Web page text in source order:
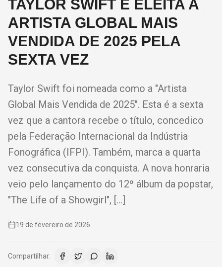
TAYLOR SWIFT É ELEITA A
ARTISTA GLOBAL MAIS
VENDIDA DE 2025 PELA
SEXTA VEZ
Taylor Swift foi nomeada como a "Artista
Global Mais Vendida de 2025". Esta é a sexta
vez que a cantora recebe o título, concedico
pela Federação Internacional da Indústria
Fonográfica (IFPI). Também, marca a quarta
vez consecutiva da conquista. A nova honraria
veio pelo lançamento do 12º álbum da popstar,
"The Life of a Showgirl", […]
19 de fevereiro de 2026
Compartilhar: